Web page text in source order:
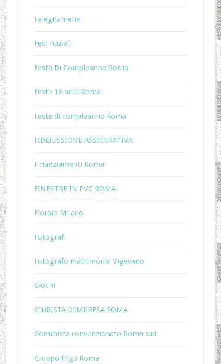
Falegnamerie
Fedi nuziali
Festa Di Compleanno Roma
Feste 18 anni Roma
Feste di compleanno Roma
FIDEIUSSIONE ASSICURATIVA
Finanziamenti Roma
FINESTRE IN PVC ROMA
Fioraio Milano
Fotografi
Fotografo matrimonio Vigevano
Giochi
GIURISTA D’IMPRESA ROMA
Gommista convenzionato Roma sud
Gruppo frigo Roma